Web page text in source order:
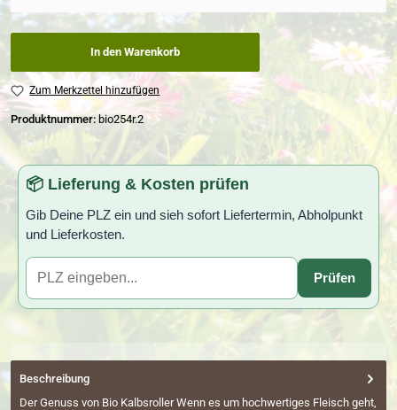
In den Warenkorb
Zum Merkzettel hinzufügen
Produktnummer: bio254r.2
📦 Lieferung & Kosten prüfen
Gib Deine PLZ ein und sieh sofort Liefertermin, Abholpunkt
und Lieferkosten.
Prüfen
Beschreibung
Der Genuss von Bio Kalbsroller Wenn es um hochwertiges Fleisch geht,